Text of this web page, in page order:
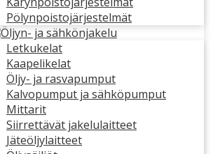
Pölynpoistojärjestelmät
Öljyn- ja sähkönjakelu
Letkukelat
Kaapelikelat
Öljy- ja rasvapumput
Kalvopumput ja sähköpumput
Mittarit
Siirrettävät jakelulaitteet
Jäteöljylaitteet